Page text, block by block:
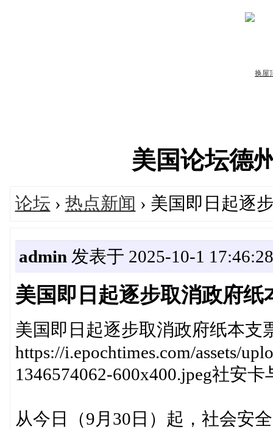
美国论坛德
论坛 › 热点新闻 › 美国即日起逐
admin 发表于 2025-10-1 17:46:28
美国即日起逐步取消政府纸
美国即日起逐步取消政府纸本支
https://i.epochtimes.com/assets/
1346574062-600x400.jpeg社安
从今日（9月30日）起，社会安